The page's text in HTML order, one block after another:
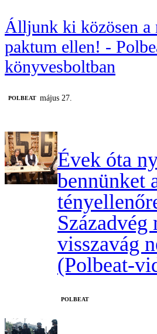
Álljunk ki közösen a
paktum ellen! -
könyvesboltban
‎POLBEAT május 27.
Évek óta
bennünket
Századvég
visszavág
(Polbeat-
‎POLBEAT